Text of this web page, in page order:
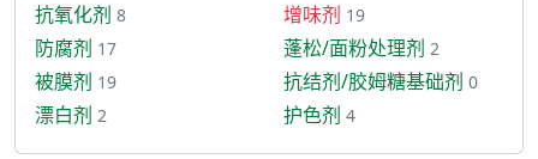
抗氧化剂 8 增味剂 19
防腐剂 17 蓬松/面粉处理剂 2
被膜剂 19 抗结剂/胶姆糖基础剂 0
漂白剂 2 护色剂 4